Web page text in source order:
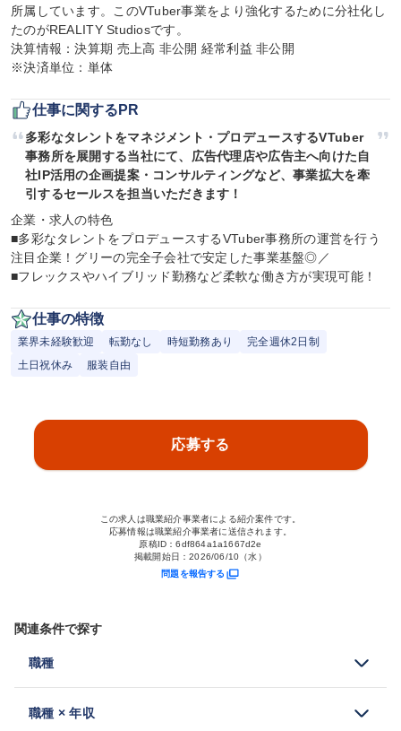
所属しています。このVTuber事業をより強化するために分社化し
たのがREALITY Studiosです。
決算情報：決算期 売上高 非公開 経常利益 非公開
※決済単位：単体
仕事に関するPR
多彩なタレントをマネジメント・プロデュースするVTuber
事務所を展開する当社にて、広告代理店や広告主へ向けた自
社IP活用の企画提案・コンサルティングなど、事業拡大を牽
引するセールスを担当いただきます！
企業・求人の特色
■多彩なタレントをプロデュースするVTuber事務所の運営を行う
注目企業！グリーの完全子会社で安定した事業基盤◎／
■フレックスやハイブリッド勤務など柔軟な働き方が実現可能！
仕事の特徴
業界未経験歓迎 転勤なし 時短勤務あり
完全週休2日制
土日祝休み
服装自由
応募する
この求人は職業紹介事業者による紹介案件です。
応募情報は職業紹介事業者に送信されます。
原稿ID：6df864a1a1667d2e
掲載開始日：2026/06/10（水）
問題を報告する
関連条件で探す
職種
職種 × 年収